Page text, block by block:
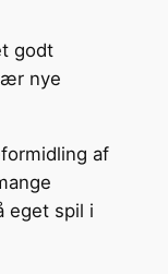
godt
nye
af
eget spil i